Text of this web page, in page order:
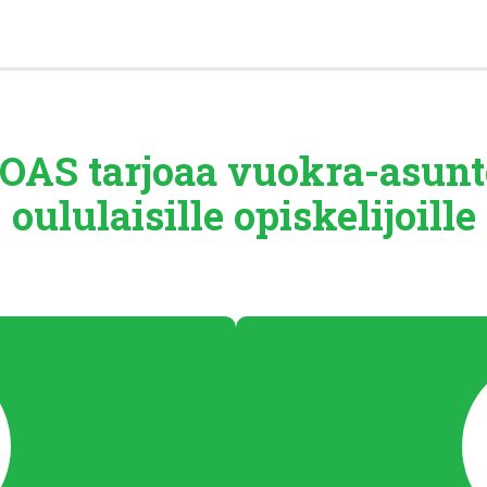
tarjoaa vuokra-
oululaisille opiskelijoille